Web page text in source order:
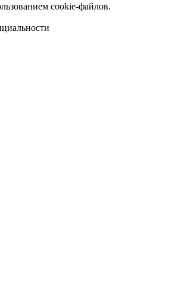
cookie-файлов.